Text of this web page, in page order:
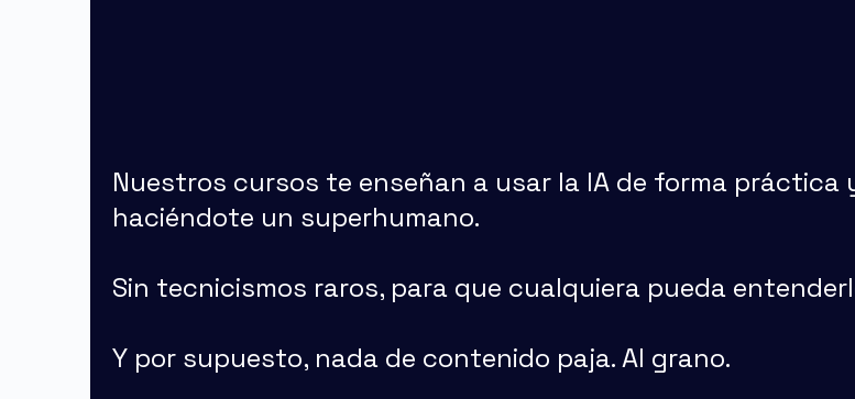
Nuestros cursos te enseñan a usar la IA de forma
haciéndote un superhumano.
Sin tecnicismos raros, para que cualquiera pueda
Y por supuesto, nada de contenido paja. Al grano.